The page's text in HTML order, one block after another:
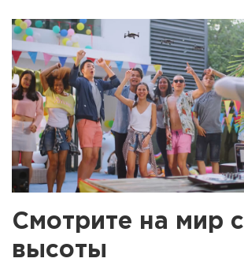
Смотрите на мир с
высоты